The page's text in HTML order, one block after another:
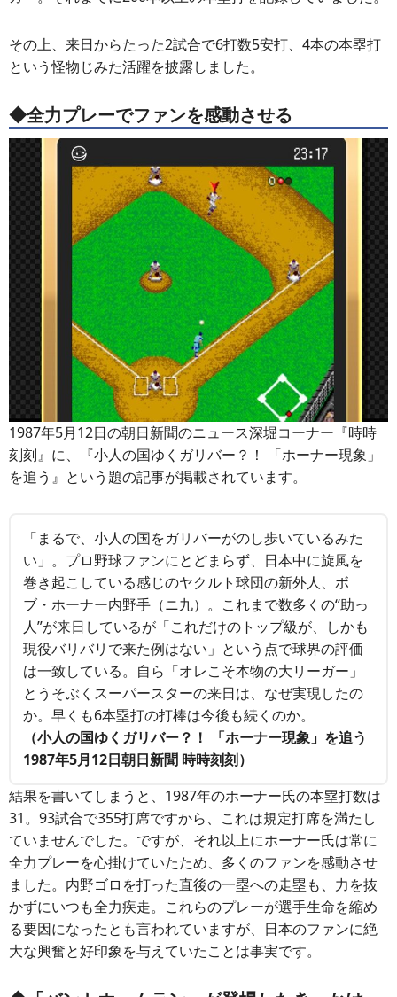
その上、来日からたった2試合で6打数5安打、4本の本塁打
という怪物じみた活躍を披露しました。
◆全力プレーでファンを感動させる
1987年5月12日の朝日新聞のニュース深堀コーナー『時時
刻刻』に、『小人の国ゆくガリバー？！ 「ホーナー現象」
を追う』という題の記事が掲載されています。
「まるで、小人の国をガリバーがのし歩いているみた
い」。プロ野球ファンにとどまらず、日本中に旋風を
巻き起こしている感じのヤクルト球団の新外人、ボ
ブ・ホーナー内野手（ニ九）。これまで数多くの“助っ
人”が来日しているが「これだけのトップ級が、しかも
現役バリバリで来た例はない」という点で球界の評価
は一致している。自ら「オレこそ本物の大リーガー」
とうそぶくスーパースターの来日は、なぜ実現したの
か。早くも6本塁打の打棒は今後も続くのか。
（小人の国ゆくガリバー？！ 「ホーナー現象」を追う
1987年5月12日朝日新聞 時時刻刻）
結果を書いてしまうと、1987年のホーナー氏の本塁打数は
31。93試合で355打席ですから、これは規定打席を満たし
ていませんでした。ですが、それ以上にホーナー氏は常に
全力プレーを心掛けていたため、多くのファンを感動させ
ました。内野ゴロを打った直後の一塁への走塁も、力を抜
かずにいつも全力疾走。これらのプレーが選手生命を縮め
る要因になったとも言われていますが、日本のファンに絶
大な興奮と好印象を与えていたことは事実です。